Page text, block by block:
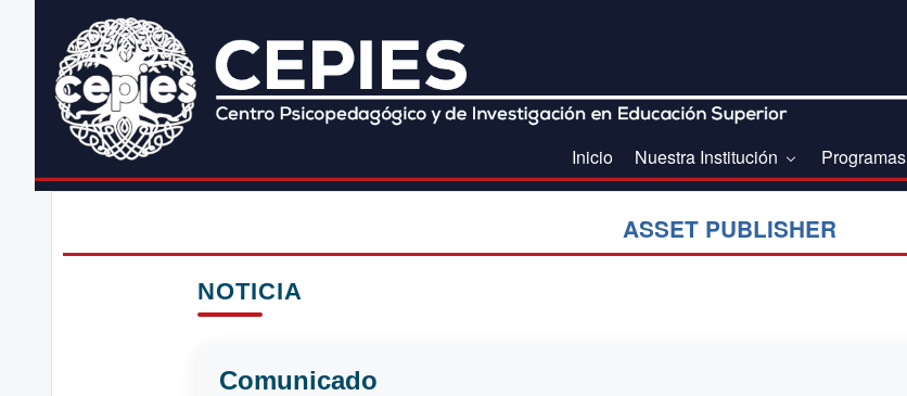
Inicio Nuestra Institución Programas
ASSET PUBLISHER
NOTICIA
Comunicado